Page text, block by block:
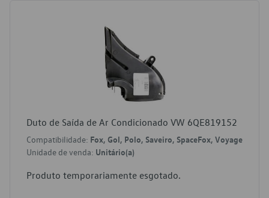
Duto de Saída de Ar Condicionado VW 6QE819152
Compatibilidade: Fox, Gol, Polo, Saveiro, SpaceFox, Voyage
Unidade de venda: Unitário(a)
Produto temporariamente esgotado.